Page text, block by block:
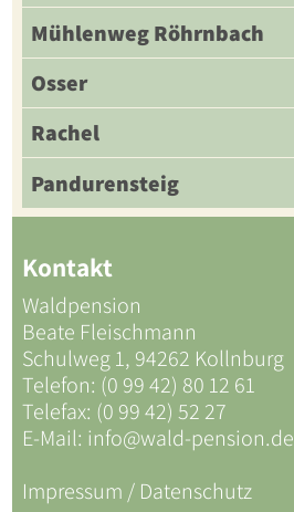
Mühlenweg Röhrnbach
Osser
Rachel
Pandurensteig
Kontakt
Waldpension
Beate Fleischmann
Schulweg 1, 94262 Kollnburg
Telefon: (0 99 42) 80 12 61
Telefax: (0 99 42) 52 27
E-Mail: info@wald-pension.de
Impressum / Datenschutz